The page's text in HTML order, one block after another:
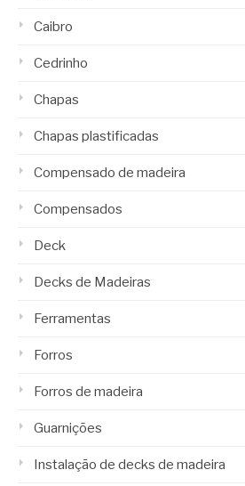
Caibro
Cedrinho
Chapas
Chapas plastificadas
Compensado de madeira
Compensados
Deck
Decks de Madeiras
Ferramentas
Forros
Forros de madeira
Guarnições
Instalação de decks de madeira